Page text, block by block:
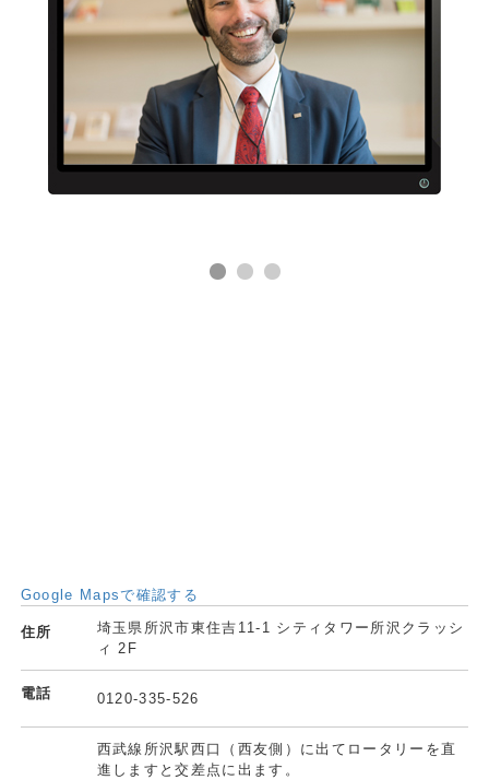
Google Mapsで確認する
住所
埼玉県所沢市東住吉11-1 シティタワー所沢クラッシ
ィ 2F
電話 0120-335-526
西武線所沢駅西口（西友側）に出てロータリーを直
進しますと交差点に出ます。